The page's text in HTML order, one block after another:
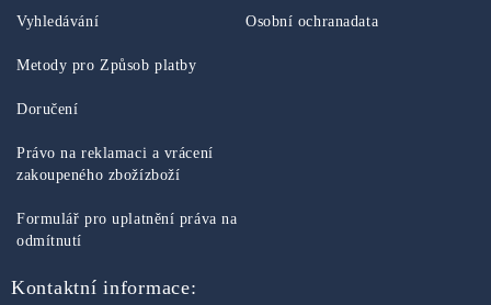
Vyhledávání Osobní ochranadata
Metody pro Způsob platby
Doručení
Právo na reklamaci a vrácení
zakoupeného zbožízboží
Formulář pro uplatnění práva na
odmítnutí
Kontaktní informace: